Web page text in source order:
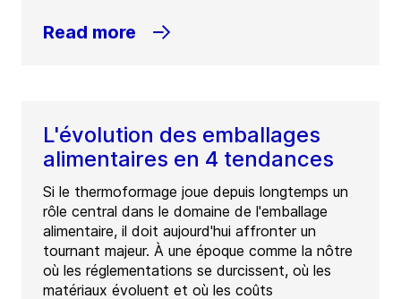
Read more
L'évolution des emballages
alimentaires en 4 tendances
Si le thermoformage joue depuis longtemps un
rôle central dans le domaine de l'emballage
alimentaire, il doit aujourd'hui affronter un
tournant majeur. À une époque comme la nôtre
où les réglementations se durcissent, où les
matériaux évoluent et où les coûts